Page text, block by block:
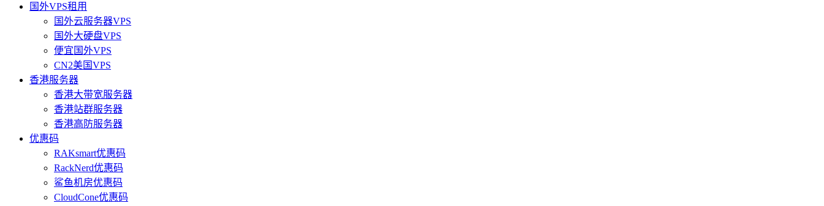
国外VPS租用
国外云服务器VPS
国外大硬盘VPS
便宜国外VPS
CN2美国VPS
香港服务器
香港大带宽服务器
香港站群服务器
香港高防服务器
优惠码
RAKsmart优惠码
RackNerd优惠码
鲨鱼机房优惠码
CloudCone优惠码